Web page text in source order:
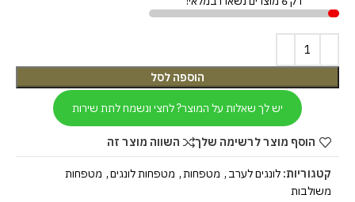
הוספה לסל
יש לך שאלות על המוצר? לחצי ונשמח לתת שירות
הוסף מוצר לרשימה שלך השווה מוצר זה
קטגוריות: לונגים לערב , מטפחות, מטפחות לונגים, מטפחות
משולבות